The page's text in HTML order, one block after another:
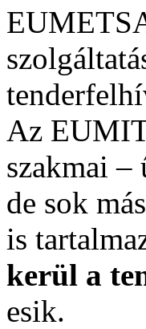
Az
szakmai
de sok
is
kerül a
esik.